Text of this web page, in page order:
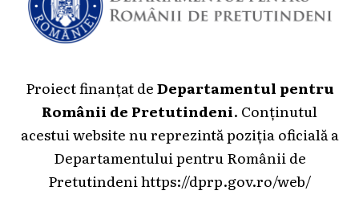
Proiect finanțat deDepartamentul pentru
Românii de Pretutindeni. Conținutul
acestui website nu reprezintă poziția oficială a
Departamentului pentru Românii de
Pretutindeni https://dprp.gov.ro/web/